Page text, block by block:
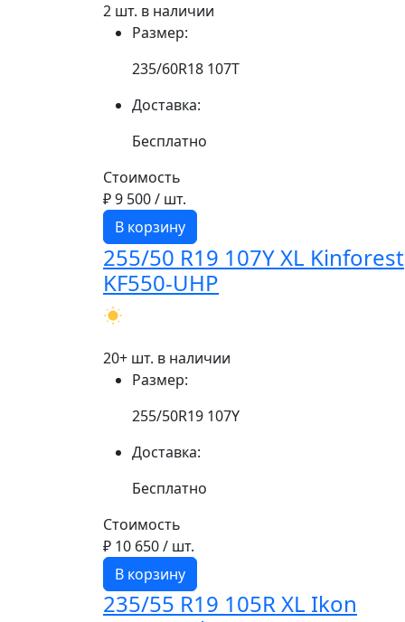
2 шт. в наличии
Размер:
235/60R18 107T
Доставка:
Бесплатно
Стоимость
₽ 9 500/ шт.
В корзину
255/50 R19 107Y XL Kinforest
KF550-UHP
20+ шт. в наличии
Размер:
255/50R19 107Y
Доставка:
Бесплатно
Стоимость
₽ 10 650/ шт.
В корзину
235/55 R19 105R XL Ikon